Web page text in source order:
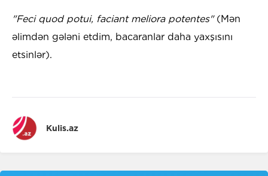
"Feci quod potui, faciant meliora potentes"(Mən
əlimdən gələni etdim, bacaranlar daha yaxşısını
etsinlər).
Kulis.az